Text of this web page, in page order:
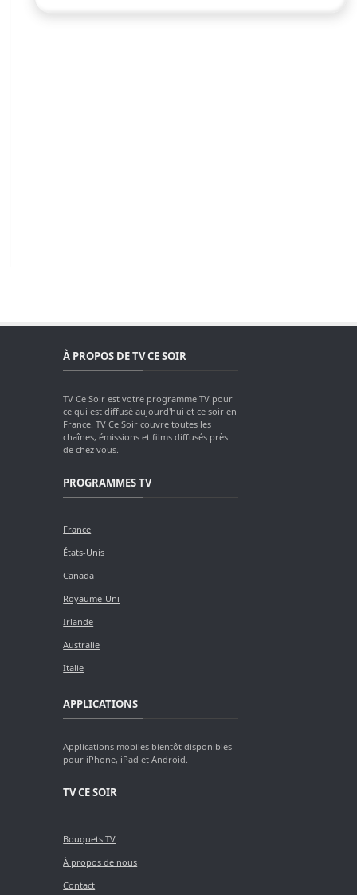
À PROPOS DE TV CE SOIR
TV Ce Soir est votre programme TV pour
ce qui est diffusé aujourd'hui et ce soir en
France. TV Ce Soir couvre toutes les
chaînes, émissions et films diffusés près
de chez vous.
PROGRAMMES TV
France
États-Unis
Canada
Royaume-Uni
Irlande
Australie
Italie
APPLICATIONS
Applications mobiles bientôt disponibles
pour iPhone, iPad et Android.
TV CE SOIR
Bouquets TV
À propos de nous
Contact